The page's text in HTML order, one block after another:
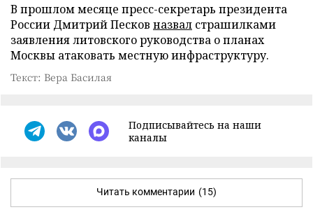
В прошлом месяце пресс-секретарь президента
России Дмитрий Песков назвал страшилками
заявления литовского руководства о планах
Москвы атаковать местную инфраструктуру.
Текст: Вера Басилая
Подписывайтесь на наши
каналы
Читать комментарии (15)